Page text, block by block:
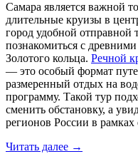
Самара является важной
длительные круизы в
город удобной отправной
познакомиться с
Золотого кольца. Речной
— это особый формат
размеренный отдых на
программу. Такой тур
сменить обстановку, а
регионов России в
Читать далее →